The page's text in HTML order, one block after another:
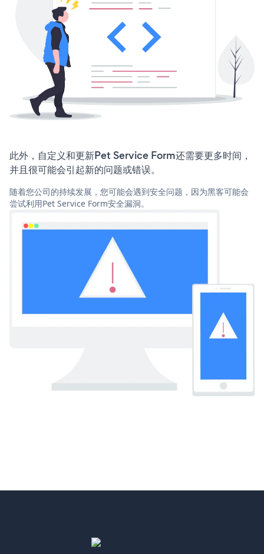
此外，自定义和更新Pet Service Form还需要更多时间，
并且很可能会引起新的问题或错误。
随着您公司的持续发展，您可能会遇到安全问题，因为黑客可能会
尝试利用Pet Service Form安全漏洞。